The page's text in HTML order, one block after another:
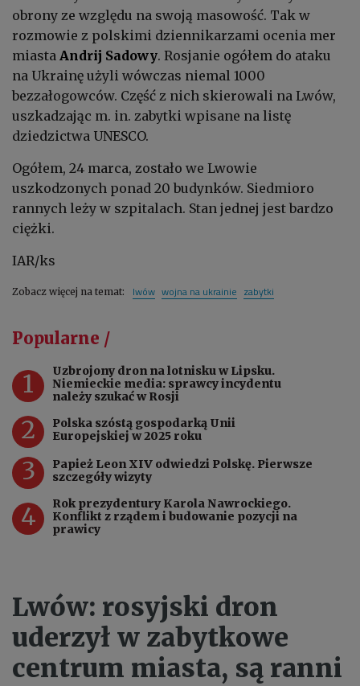
obrony ze względu na swoją masowość. Tak w
rozmowie z polskimi dziennikarzami ocenia mer
miasta Andrij Sadowy. Rosjanie ogółem do ataku
na Ukrainę użyli wówczas niemal 1000
bezzałogowców. Część z nich skierowali na Lwów,
uszkadzając m. in. zabytki wpisane na listę
dziedzictwa UNESCO.
Ogółem, 24 marca, zostało we Lwowie
uszkodzonych ponad 20 budynków. Siedmioro
rannych leży w szpitalach. Stan jednej jest bardzo
ciężki.
IAR/ks
Zobacz więcej na temat: lwów wojna na ukrainie zabytki
Popularne /
1
Uzbrojony dron na lotnisku w Lipsku.
Niemieckie media: sprawcy incydentu
należy szukać w Rosji
2
Polska szóstą gospodarką Unii
Europejskiej w 2025 roku
3
Papież Leon XIV odwiedzi Polskę. Pierwsze
szczegóły wizyty
4
Rok prezydentury Karola Nawrockiego.
Konflikt z rządem i budowanie pozycji na
prawicy
Lwów: rosyjski dron
uderzył w zabytkowe
centrum miasta, są ranni